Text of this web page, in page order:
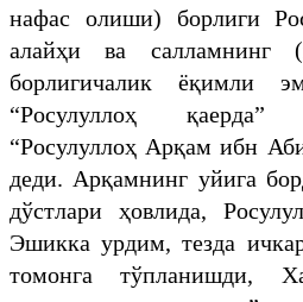
нафас олиши) борлиги
алайҳи ва салламнинг
борлигичалик ёқимли
“Росулуллоҳ
“Росулуллоҳ Арқам ибн
деди. Арқамнинг уйига
дўстлари ҳовлида,
Эшикка урдим, тезда
томонга тўпланишди,